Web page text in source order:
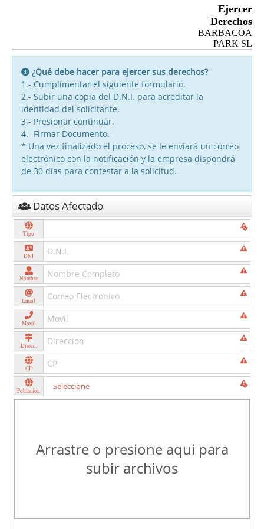
Ejercer
Derechos
BARBACOA
PARK SL
¿Qué debe hacer para ejercer sus derechos?
1.- Cumplimentar el siguiente formulario.
2.- Subir una copia del D.N.I. para acreditar la
identidad del solicitante.
3.- Presionar continuar.
4.- Firmar Documento.
* Una vez finalizado el proceso, se le enviará un correo
electrónico con la notificación y la empresa dispondrá
de 30 días para contestar a la solicitud.
Datos Afectado
Tipo
DNI
Nombre
Email
Movil
Direcc.
CP
Poblacion
Arrastre o presione aqui para
subir archivos